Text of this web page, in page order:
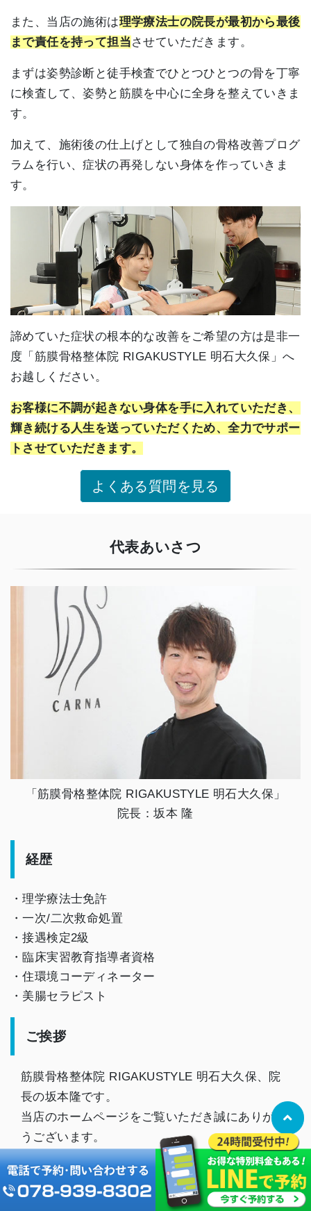
また、当店の施術は理学療法士の院長が最初から最後
まで責任を持って担当させていただきます。
まずは姿勢診断と徒手検査でひとつひとつの骨を丁寧
に検査して、姿勢と筋膜を中心に全身を整えていきま
す。
加えて、施術後の仕上げとして独自の骨格改善プログ
ラムを行い、症状の再発しない身体を作っていきま
す。
諦めていた症状の根本的な改善をご希望の方は是非一
度「筋膜骨格整体院 RIGAKUSTYLE 明石大久保」へ
お越しください。
お客様に不調が起きない身体を手に入れていただき、
輝き続ける人生を送っていただくため、全力でサポー
トさせていただきます。
よくある質問を見る
代表あいさつ
「筋膜骨格整体院 RIGAKUSTYLE 明石大久保」
院長：坂本 隆
経歴
・理学療法士免許
・一次/二次救命処置
・接遇検定2級
・臨床実習教育指導者資格
・住環境コーディネーター
・美腸セラピスト
ご挨拶
筋膜骨格整体院 RIGAKUSTYLE 明石大久保、院
長の坂本隆です。
当店のホームページをご覧いただき誠にありがと
うございます。
当店は、地域の皆様に愛される整体院を目指して
います！